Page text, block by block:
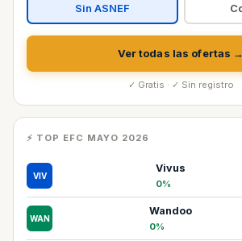
Sin ASNEF
Ver todas las ofertas →
✓ Gratis · ✓ Sin registro
⚡ TOP EFC MAYO 2026
VIV
Vivus
0%
WAN
Wandoo
0%